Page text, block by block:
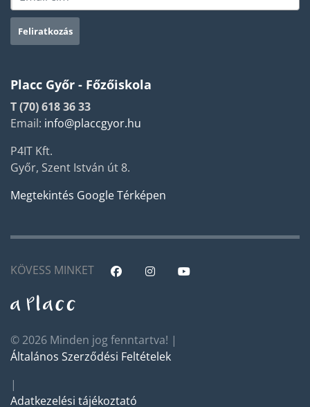
Placc Győr - Főzőiskola
T (70) 618 36 33
Email: info@placcgyor.hu
P4IT Kft.
Győr, Szent István út 8.
Megtekintés Google Térképen
KÖVESS MINKET
© 2026 Minden jog fenntartva! |
Általános Szerződési Feltételek
|
Adatkezelési tájékoztató